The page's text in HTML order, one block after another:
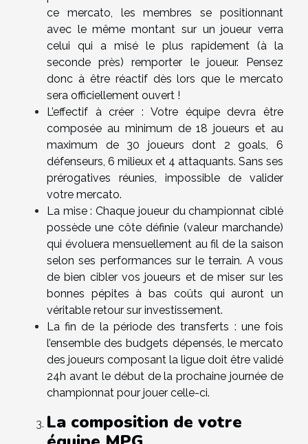
ce mercato, les membres se positionnant
avec le même montant sur un joueur verra
celui qui a misé le plus rapidement (à la
seconde près) remporter le joueur. Pensez
donc à être réactif dès lors que le mercato
sera officiellement ouvert !
L’effectif à créer : Votre équipe devra être
composée au minimum de 18 joueurs et au
maximum de 30 joueurs dont 2 goals, 6
défenseurs, 6 milieux et 4 attaquants. Sans ses
prérogatives réunies, impossible de valider
votre mercato.
La mise : Chaque joueur du championnat ciblé
possède une côte définie (valeur marchande)
qui évoluera mensuellement au fil de la saison
selon ses performances sur le terrain. A vous
de bien cibler vos joueurs et de miser sur les
bonnes pépites à bas coûts qui auront un
véritable retour sur investissement.
La fin de la période des transferts : une fois
l’ensemble des budgets dépensés, le mercato
des joueurs composant la ligue doit être validé
24h avant le début de la prochaine journée de
championnat pour jouer celle-ci.
La composition de votre